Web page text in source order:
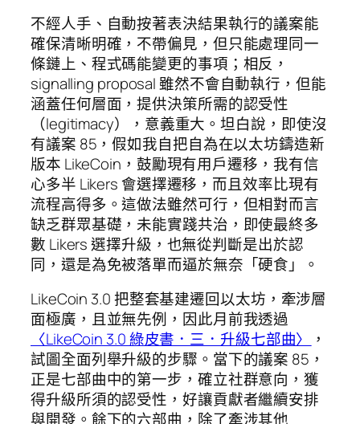
不經人手、自動按著表決結果執行的議案能
確保清晰明確，不帶偏見，但只能處理同一
條鏈上、程式碼能變更的事項；相反，
signalling proposal 雖然不會自動執行，但能
涵蓋任何層面，提供決策所需的認受性
（legitimacy），意義重大。坦白說，即使沒
有議案 85，假如我自把自為在以太坊鑄造新
版本 LikeCoin，鼓勵現有用戶遷移，我有信
心多半 Likers 會選擇遷移，而且效率比現有
流程高得多。這做法雖然可行，但相對而言
缺乏群眾基礎，未能實踐共治，即使最終多
數 Likers 選擇升級，也無從判斷是出於認
同，還是為免被落單而逼於無奈「硬食」。
LikeCoin 3.0 把整套基建遷回以太坊，牽涉層
面極廣，且並無先例，因此月前我透過
〈LikeCoin 3.0 綠皮書．三．升級七部曲〉
，
試圖全面列舉升級的步驟。當下的議案 85，
正是七部曲中的第一步，確立社群意向，獲
得升級所須的認受性，好讓貢獻者繼續安排
與開發。餘下的六部曲，除了牽涉其他